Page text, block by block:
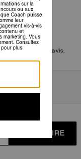
vérifions nos avis,
S’INSCRIRE